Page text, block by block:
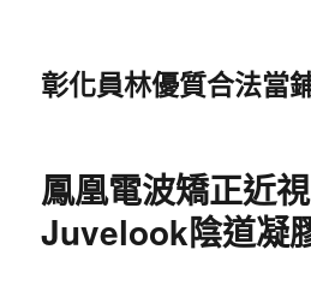
彰化員林優質合法當
鳳凰電波矯正近
Juvelook陰道凝